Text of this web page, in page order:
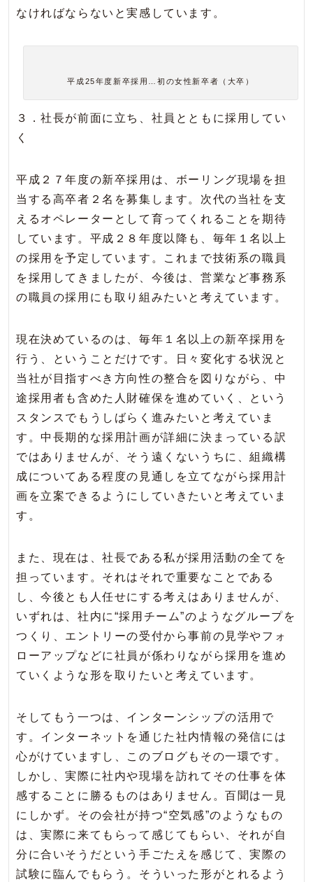
なければならないと実感しています。
平成25年度新卒採用…初の女性新卒者（大卒）
３．社長が前面に立ち、社員とともに採用してい
く
平成２７年度の新卒採用は、ボーリング現場を担
当する高卒者２名を募集します。次代の当社を支
えるオペレーターとして育ってくれることを期待
しています。平成２８年度以降も、毎年１名以上
の採用を予定しています。これまで技術系の職員
を採用してきましたが、今後は、営業など事務系
の職員の採用にも取り組みたいと考えています。
現在決めているのは、毎年１名以上の新卒採用を
行う、ということだけです。日々変化する状況と
当社が目指すべき方向性の整合を図りながら、中
途採用者も含めた人財確保を進めていく、という
スタンスでもうしばらく進みたいと考えていま
す。中長期的な採用計画が詳細に決まっている訳
ではありませんが、そう遠くないうちに、組織構
成についてある程度の見通しを立てながら採用計
画を立案できるようにしていきたいと考えていま
す。
また、現在は、社長である私が採用活動の全てを
担っています。それはそれで重要なことである
し、今後とも人任せにする考えはありませんが、
いずれは、社内に“採用チーム”のようなグループを
つくり、エントリーの受付から事前の見学やフォ
ローアップなどに社員が係わりながら採用を進め
ていくような形を取りたいと考えています。
そしてもう一つは、インターンシップの活用で
す。インターネットを通じた社内情報の発信には
心がけていますし、このブログもその一環です。
しかし、実際に社内や現場を訪れてその仕事を体
感することに勝るものはありません。百聞は一見
にしかず。その会社が持つ“空気感”のようなもの
は、実際に来てもらって感じてもらい、それが自
分に合いそうだという手ごたえを感じて、実際の
試験に臨んでもらう。そういった形がとれるよう